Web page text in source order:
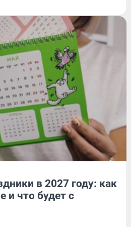
в 2027 году: как
и что будет с